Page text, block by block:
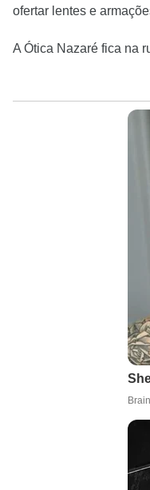
ofertar lentes e
A Ótica Nazaré fica na